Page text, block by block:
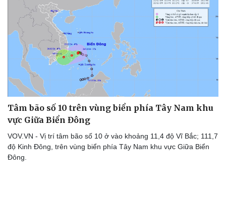
Du lịch
Tư vấn
Săn Tour
check-in
Podcast
Câu chuyện thời sự
Đọc truyện đêm khuya
Cửa sổ tình yêu
Kể chuyện cho bé
Tâm bão số 10 trên vùng biển phía Tây Nam khu
vực Giữa Biển Đông
VOV.VN - Vị trí tâm bão số 10 ở vào khoảng 11,4 độ Vĩ Bắc; 111,7
độ Kinh Đông, trên vùng biển phía Tây Nam khu vực Giữa Biển
Đông.